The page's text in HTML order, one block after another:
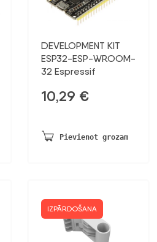
DEVELOPMENT KIT
ESP32-ESP-WROOM-
32 Espressif
10,29 €
Pievienot grozam
IZPĀRDOŠANA